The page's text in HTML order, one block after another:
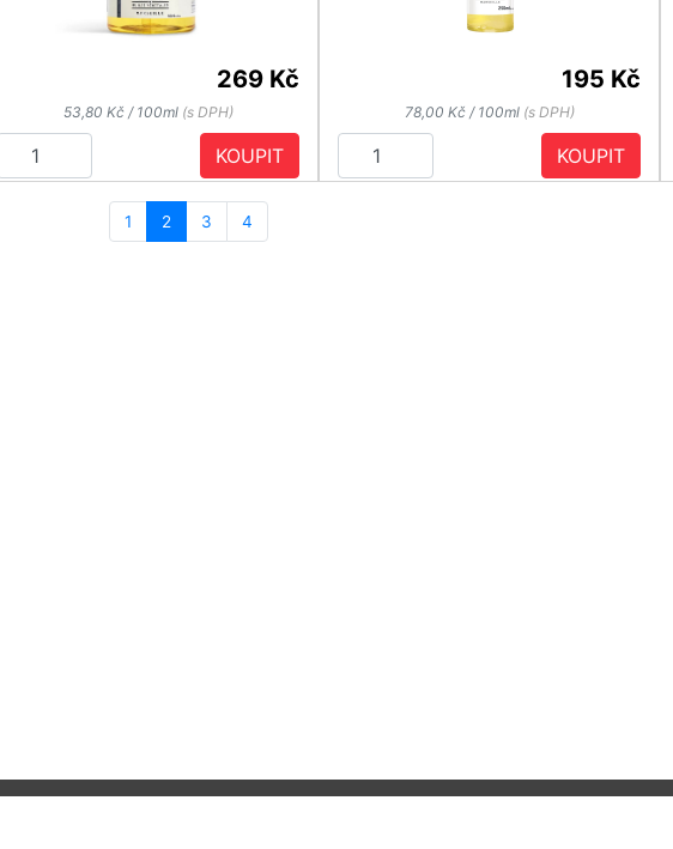
269 Kč
53,80 Kč / 100ml (s DPH)
KOUPIT
195 Kč
78,00 Kč / 100ml (s DPH)
KOUPIT
1 2 3 4